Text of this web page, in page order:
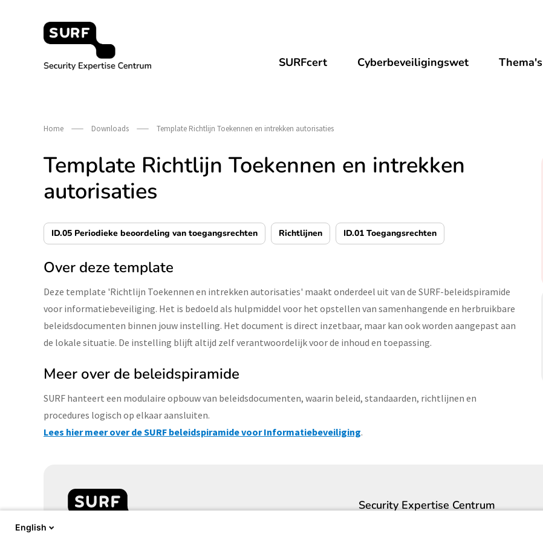
Security Expertise Centrum – by SURF
SURFcert Cyberbeveiligingswet Thema's
Home Downloads Template Richtlijn Toekennen en intrekken autorisaties
Template Richtlijn Toekennen en intrekken
autorisaties
ID.05 Periodieke beoordeling van toegangsrechten Richtlijnen ID.01 Toegangsrechten
Over deze template
Deze template 'Richtlijn Toekennen en intrekken autorisaties' maakt onderdeel uit van de SURF-beleidspiramide
voor informatiebeveiliging. Het is bedoeld als hulpmiddel voor het opstellen van samenhangende en herbruikbare
beleidsdocumenten binnen jouw instelling. Het document is direct inzetbaar, maar kan ook worden aangepast aan
de lokale situatie. De instelling blijft altijd zelf verantwoordelijk voor de inhoud en toepassing.
Meer over de beleidspiramide
SURF hanteert een modulaire opbouw van beleidsdocumenten, waarin beleid, standaarden, richtlijnen en
procedures logisch op elkaar aansluiten.
Lees hier meer over de SURF beleidspiramide voor Informatiebeveiliging.
Security Expertise Centrum
English